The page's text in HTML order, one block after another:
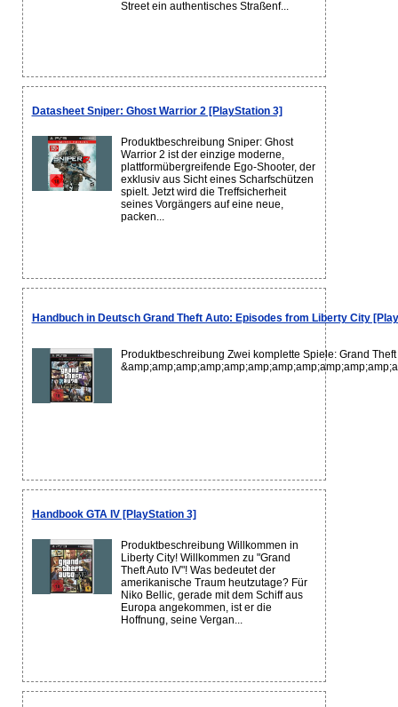
Street ein authentisches Straßenf...
Datasheet Sniper: Ghost Warrior 2 [PlayStation 3]
Produktbeschreibung Sniper: Ghost
Warrior 2 ist der einzige moderne,
plattformübergreifende Ego-Shooter, der
exklusiv aus Sicht eines Scharfschützen
spielt. Jetzt wird die Treffsicherheit
seines Vorgängers auf eine neue,
packen...
Handbuch in Deutsch Grand Theft Auto: Episodes from Liberty City
Produktbeschreibung Zwei komplette Spiele: Grand
Handbook GTA IV [PlayStation 3]
Produktbeschreibung Willkommen in
Liberty City! Willkommen zu "Grand
Theft Auto IV"! Was bedeutet der
amerikanische Traum heutzutage? Für
Niko Bellic, gerade mit dem Schiff aus
Europa angekommen, ist er die
Hoffnung, seine Vergan...